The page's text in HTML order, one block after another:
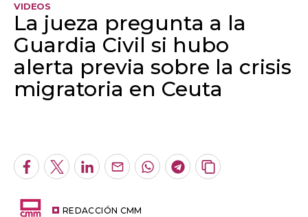
VIDEOS
La jueza pregunta a la
Guardia Civil si hubo
alerta previa sobre la crisis
migratoria en Ceuta
Facebook
TwitterLinkedInEnviarWhatsapp
Telegram
Copiar
REDACCIÓN CMM